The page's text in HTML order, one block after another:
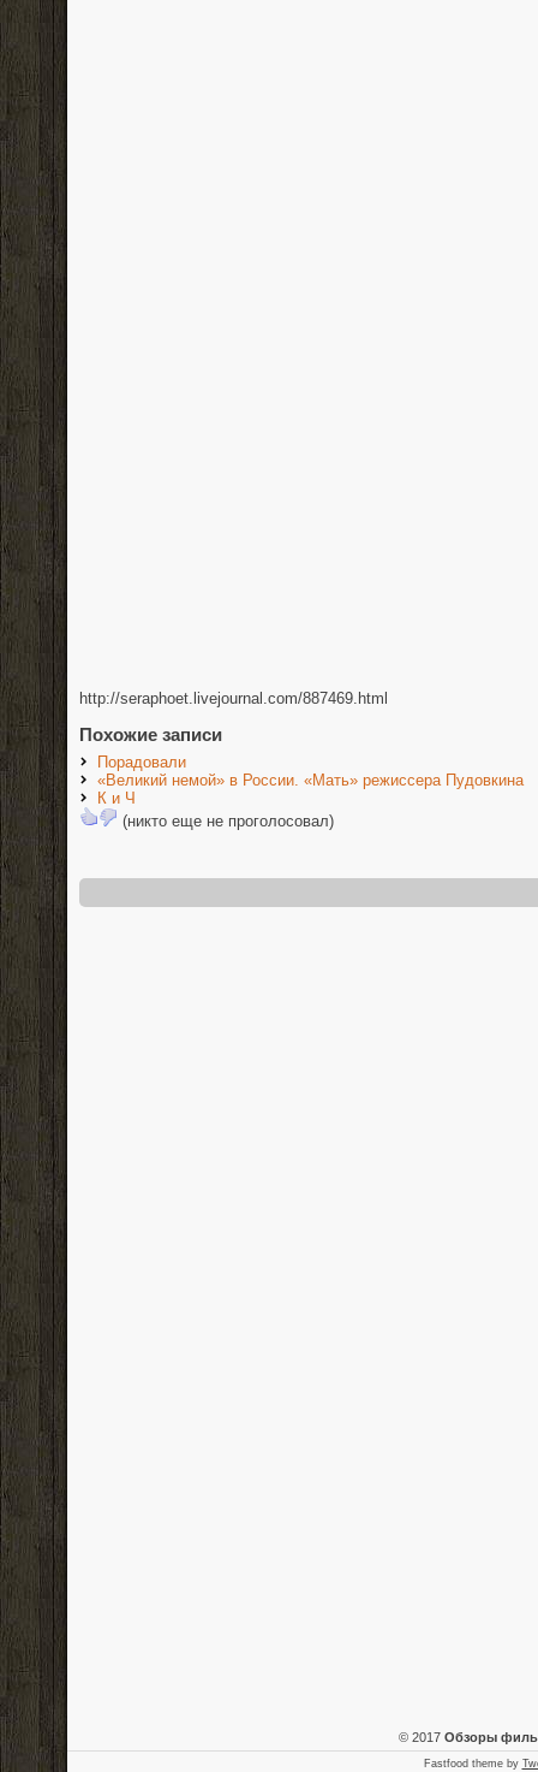
http://seraphoet.livejournal.com/887469.html
Похожие записи
Порадовали
«Великий немой» в России. «Мать» режиссера Пудовкина
К и Ч
(никто еще не проголосовал)
© 2017 Обзоры
Fastfood theme by